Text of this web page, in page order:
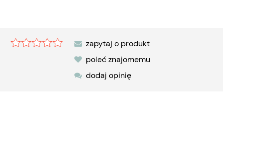
zapytaj o produkt
poleć znajomemu
dodaj opinię